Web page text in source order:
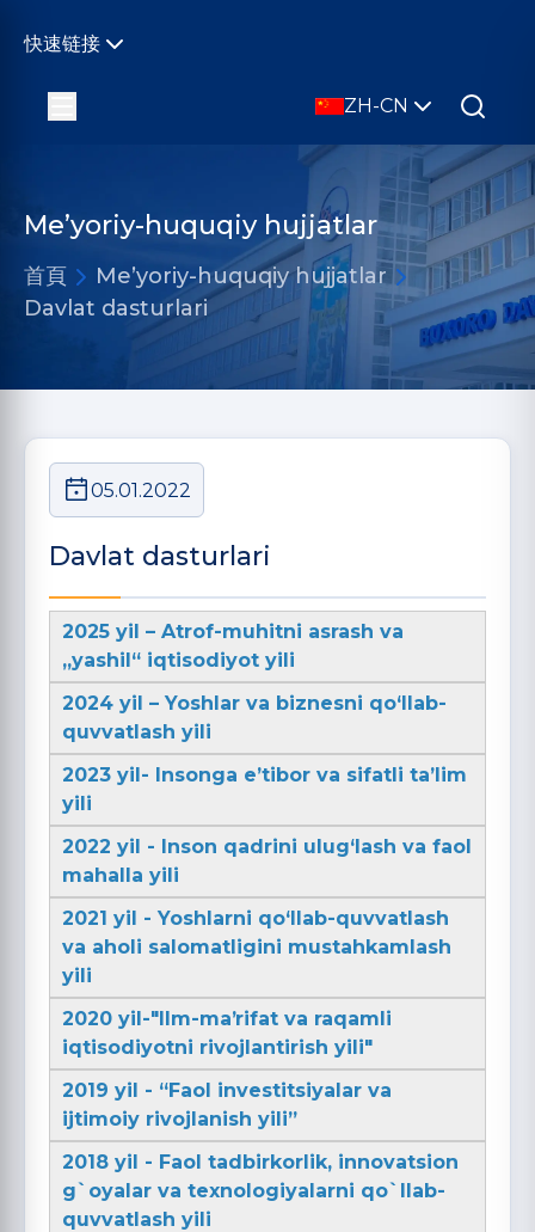
快速链接
ZH-CN
Me’yoriy-huquqiy hujjatlar
首頁
Me’yoriy-huquqiy hujjatlar
Davlat dasturlari
05.01.2022
Davlat dasturlari
2025 yil – Atrof-muhitni asrash va
„yashil“ iqtisodiyot yili
2024 yil – Yoshlar va biznesni qo‘llab-
quvvatlash yili
2023 yil- Insonga e’tibor va sifatli ta’lim
yili
2022 yil - Inson qadrini ulug‘lash va faol
mahalla yili
2021 yil - Yoshlarni qo‘llab-quvvatlash
va aholi salomatligini mustahkamlash
yili
2020 yil-"Ilm-maʼrifat va raqamli
iqtisodiyotni rivojlantirish yili"
2019 yil - “Faol investitsiyalar va
ijtimoiy rivojlanish yili”
2018 yil - Faol tadbirkorlik, innovatsion
g`oyalar va texnologiyalarni qo`llab-
quvvatlash yili